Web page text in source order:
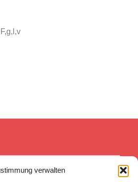
verwalten
tun, entscheidet